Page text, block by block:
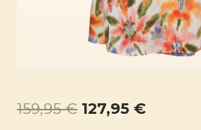
159,95€ Ursprünglicher
127,95 €